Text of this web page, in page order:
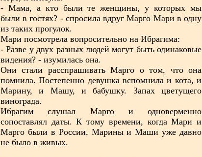
- Мама, а кто были те женщины, у которых мы
были в гостях? - спросила вдруг Марго Мари в одну
из таких прогулок.
Мари посмотрела вопросительно на Ибрагима:
- Разве у двух разных людей могут быть одинаковые
видения? - изумилась она.
Они стали расспрашивать Марго о том, что она
помнила. Постепенно девушка вспомнила и кота, и
Марину, и Машу, и бабушку. Запах цветущего
винограда.
Ибрагим слушал Марго и одноверменно
сопоставлял даты. К тому времени, когда Мари и
Марго были в России, Марины и Маши уже давно
не было в живых.